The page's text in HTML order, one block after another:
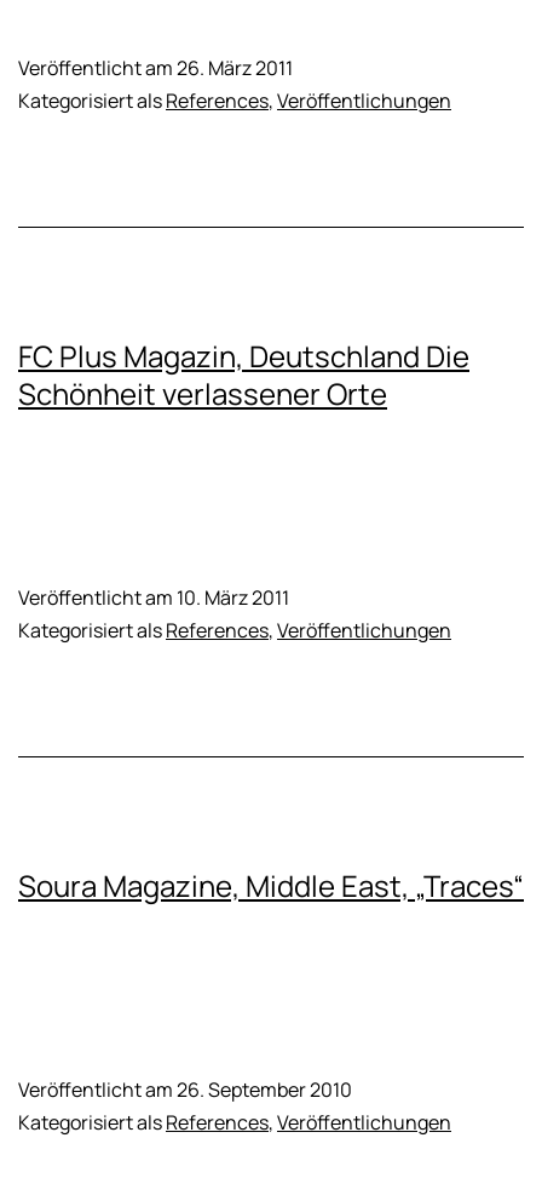
Veröffentlicht am26. März 2011
Kategorisiert alsReferences,Veröffentlichungen
FC Plus Magazin, Deutschland Die
Schönheit verlassener Orte
Veröffentlicht am 10. März 2011
Kategorisiert alsReferences,Veröffentlichungen
Soura Magazine, Middle East, „Traces“
Veröffentlicht am26. September 2010
Kategorisiert alsReferences,Veröffentlichungen